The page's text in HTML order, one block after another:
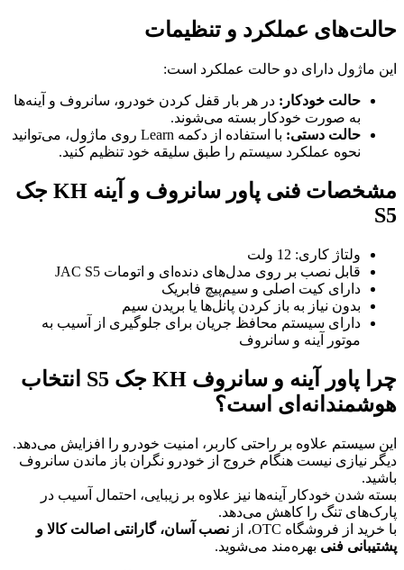
حالت‌های عملکرد و تنظیمات
این ماژول دارای دو حالت عملکرد است:
حالت خودکار: در هر بار قفل کردن خودرو، سانروف و آینه‌ها
به صورت خودکار بسته می‌شوند.
حالت دستی:
با استفاده از دکمه Learn روی ماژول، می‌توانید
نحوه عملکرد سیستم را طبق سلیقه خود تنظیم کنید.
مشخصات فنی پاور سانروف و آینه KH جک
S5
ولتاژ کاری: 12 ولت
قابل نصب بر روی مدل‌های دنده‌ای و اتومات JAC S5
دارای کیت اصلی و سیم‌پیچ فابریک
بدون نیاز به باز کردن پانل‌ها یا بریدن سیم
دارای سیستم محافظ جریان برای جلوگیری از آسیب به
موتور آینه و سانروف
چرا پاور آینه و سانروف KH جک S5 انتخاب
هوشمندانه‌ای است؟
این سیستم علاوه بر راحتی کاربر، امنیت خودرو را افزایش می‌دهد.
دیگر نیازی نیست هنگام خروج از خودرو نگران باز ماندن سانروف
باشید.
بسته شدن خودکار آینه‌ها نیز علاوه بر زیبایی، احتمال آسیب در
پارک‌های تنگ را کاهش می‌دهد.
با خرید از فروشگاه OTC، از
نصب آسان، گارانتی اصالت کالا و
پشتیبانی فنی بهره‌مند می‌شوید.